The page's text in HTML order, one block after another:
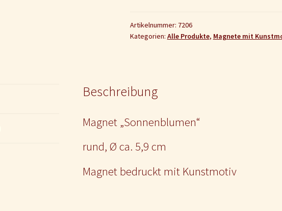
Artikelnummer: 7206
Kategorien: Alle Produkte, Magnete mit
Beschreibung
Magnet „Sonnenblumen“
rund, Ø ca. 5,9 cm
Magnet bedruckt mit Kunstmotiv